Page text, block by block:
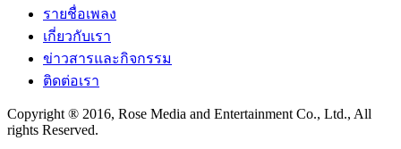
รายชื่อเพลง
เกี่ยวกับเรา
ข่าวสารและกิจกรรม
ติดต่อเรา
Copyright ® 2016, Rose Media and Entertainment Co., Ltd., All
rights Reserved.